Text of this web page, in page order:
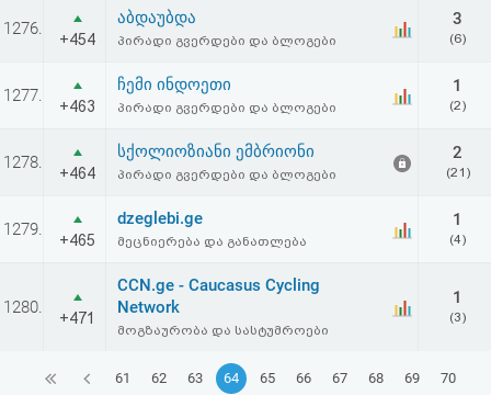
1276.
+454
აბდაუბდა
პირადი გვერდები და ბლოგები
3
(6)
1277.
+463
ჩემი ინდოეთი
პირადი გვერდები და ბლოგები
1
(2)
1278.
+464
სქოლიოზიანი ემბრიონი
პირადი გვერდები და ბლოგები
2
(21)
1279.
+465
dzeglebi.ge
მეცნიერება და განათლება
1
(4)
1280.
+471
CCN.ge - Caucasus Cycling
Network
მოგზაურობა და სასტუმროები
1
(3)
61 62 63 64 65 66 67 68 69 70